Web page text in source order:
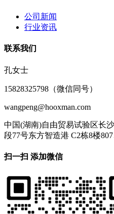
公司新闻
行业资讯
联系我们
孔女士
15828325798（微信同号）
wangpeng@hooxman.com
中国(湖南)自由贸易试验区长
段77号东方智造港 C2栋8楼
扫一扫 添加微信